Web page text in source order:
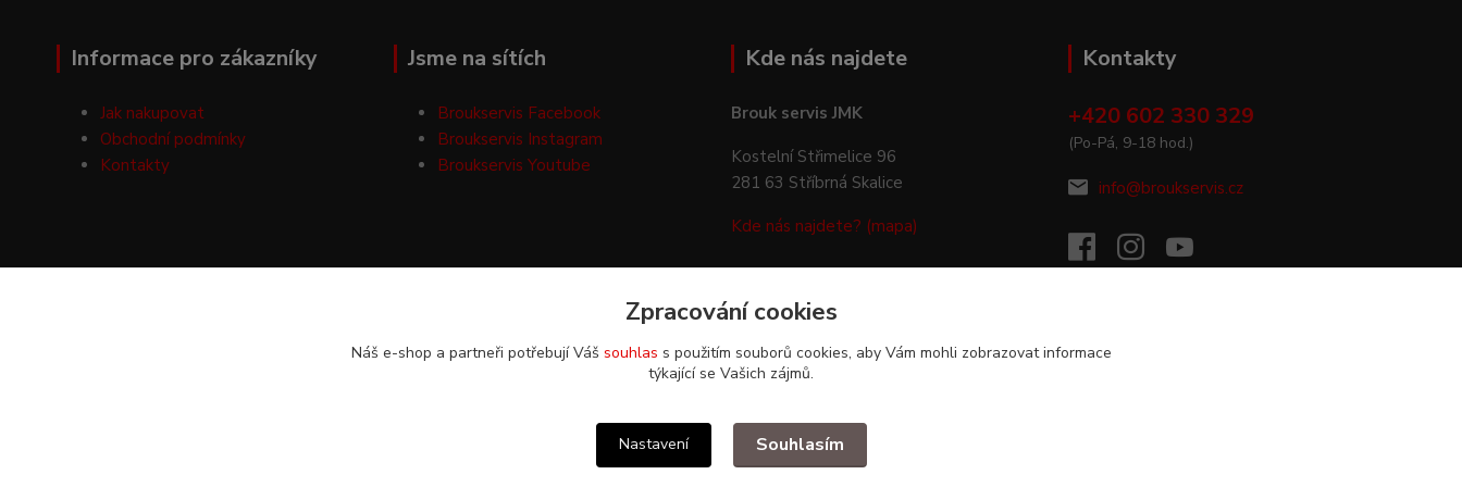
Informace pro zákazníky
Jak nakupovat
Obchodní podmínky
Kontakty
Jsme na sítích
Broukservis Facebook
Broukservis Instagram
Broukservis Youtube
Kde nás najdete
Brouk servis JMK
Kostelní Střimelice 96
281 63 Stříbrná Skalice
Kde nás najdete? (mapa)
Kontakty
+420 602 330 329
(Po-Pá, 9-18 hod.)
info@broukservis.cz
Upravit sběr cookies.
Zpracování cookies
Náš e-shop a partneři potřebují Váš souhlas s použitím souborů cookies, aby Vám mohli zobrazovat informace
týkající se Vašich zájmů.
Nastavení Souhlasím